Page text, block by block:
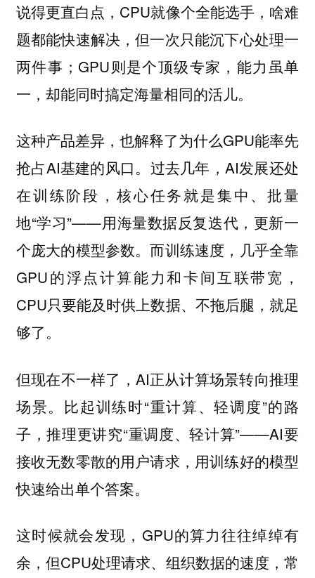
说得更直白点，CPU就像个全能选手，啥难
题都能快速解决，但一次只能沉下心处理一
两件事；GPU则是个顶级专家，能力虽单
一，却能同时搞定海量相同的活儿。
这种产品差异，也解释了为什么GPU能率先
抢占AI基建的风口。过去几年，AI发展还处
在训练阶段，核心任务就是集中、批量
地“学习”——用海量数据反复迭代，更新一
个庞大的模型参数。而训练速度，几乎全靠
GPU的浮点计算能力和卡间互联带宽，
CPU只要能及时供上数据、不拖后腿，就足
够了。
但现在不一样了，AI正从计算场景转向推理
场景。比起训练时“重计算、轻调度”的路
子，推理更讲究“重调度、轻计算”——AI要
接收无数零散的用户请求，用训练好的模型
快速给出单个答案。
这时候就会发现，GPU的算力往往绰绰有
余，但CPU处理请求、组织数据的速度，常